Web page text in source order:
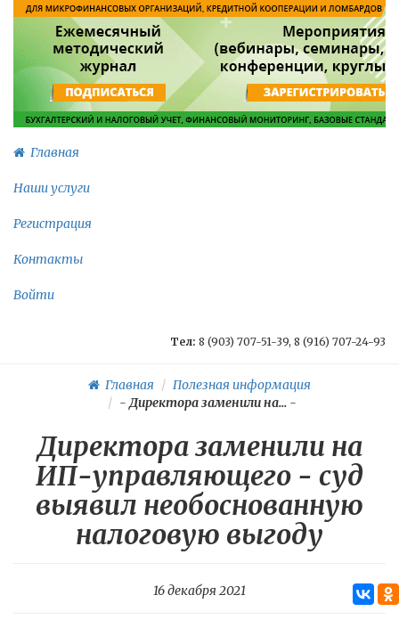
Главная
Наши услуги
Регистрация
Контакты
Войти
Тел: 8 (903) 707-51-39, 8 (916) 707-24-93
Главная
Полезная информация
-Директора заменили на...-
Директора заменили на
ИП-управляющего - суд
выявил необоснованную
налоговую выгоду
16 декабря 2021